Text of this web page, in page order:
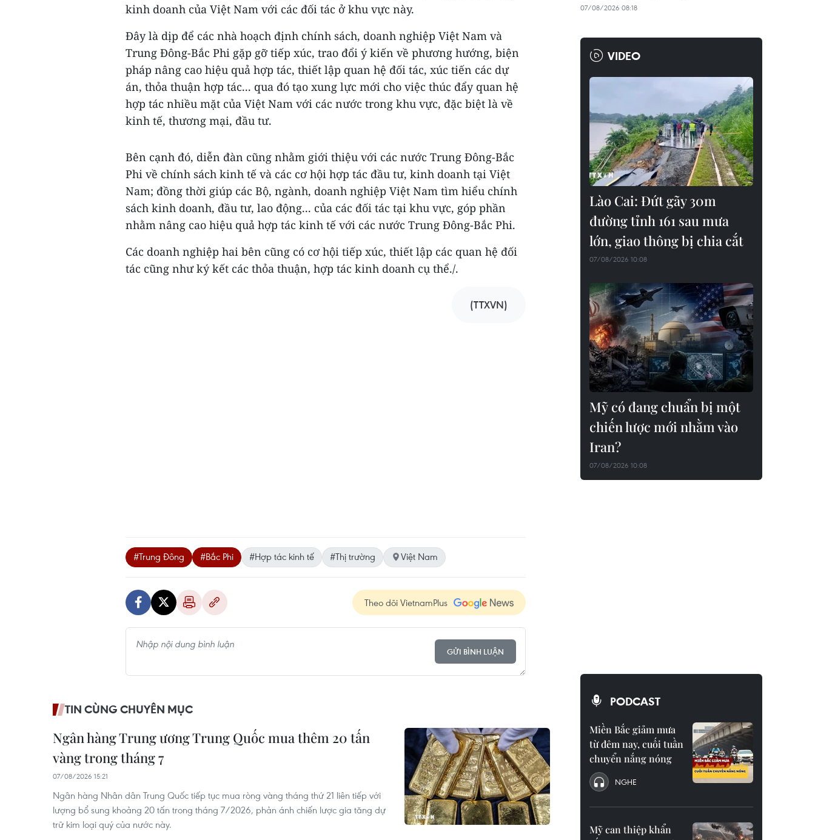
kinh doanh của Việt Nam với các đối tác ở khu vực này.
Đây là dịp để các nhà hoạch định chính sách, doanh nghiệp Việt Nam và
Trung Đông-Bắc Phi gặp gỡ tiếp xúc, trao đổi ý kiến về phương hướng, biện
pháp nâng cao hiệu quả hợp tác, thiết lập quan hệ đối tác, xúc tiến các dự
án, thỏa thuận hợp tác... qua đó tạo xung lực mới cho việc thúc đẩy quan hệ
hợp tác nhiều mặt của Việt Nam với các nước trong khu vực, đặc biệt là về
kinh tế, thương mại, đầu tư.
Bên cạnh đó, diễn đàn cũng nhằm giới thiệu với các nước Trung Đông-Bắc
Phi về chính sách kinh tế và các cơ hội hợp tác đầu tư, kinh doanh tại Việt
Nam; đồng thời giúp các Bộ, ngành, doanh nghiệp Việt Nam tìm hiểu chính
sách kinh doanh, đầu tư, lao động... của các đối tác tại khu vực, góp phần
nhằm nâng cao hiệu quả hợp tác kinh tế với các nước Trung Đông-Bắc Phi.
Các doanh nghiệp hai bên cũng có cơ hội tiếp xúc, thiết lập các quan hệ đối
tác cũng như ký kết các thỏa thuận, hợp tác kinh doanh cụ thể./.
(TTXVN)
#Trung Đông #Bắc Phi #Hợp tác kinh tế #Thị trường Việt Nam
Theo dõi VietnamPlus
GỬI BÌNH LUẬN
TIN CÙNG CHUYÊN MỤC
Ngân hàng Trung ương Trung Quốc mua thêm 20 tấn
vàng trong tháng 7
07/08/2026 15:21
Ngân hàng Nhân dân Trung Quốc tiếp tục mua ròng vàng tháng thứ 21 liên tiếp với
lượng bổ sung khoảng 20 tấn trong tháng 7/2026, phản ánh chiến lược gia tăng dự
trữ kim loại quý của nước này.
07/08/2026 08:18
VIDEO
Lào Cai: Đứt gãy 30m
đường tỉnh 161 sau mưa
lớn, giao thông bị chia cắt
07/08/2026 10:08
Mỹ có đang chuẩn bị một
chiến lược mới nhằm vào
Iran?
07/08/2026 10:08
PODCAST
Miền Bắc giảm mưa
từ đêm nay, cuối tuần
chuyển nắng nóng
NGHE
Mỹ can thiệp khẩn